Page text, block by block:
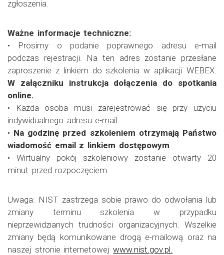
zgłoszenia.
Ważne informacje techniczne:
• Prosimy o podanie poprawnego adresu e-mail
podczas rejestracji. Na ten adres zostanie przesłane
zaproszenie z linkiem do szkolenia w aplikacji WEBEX.
W załączniku instrukcja dołączenia do spotkania
online.
• Każda osoba musi zarejestrować się przy użyciu
indywidualnego adresu e-mail.
• Na godzinę przed szkoleniem otrzymają Państwo
wiadomość email z linkiem dostępowym
• Wirtualny pokój szkoleniowy zostanie otwarty 20
minut przed rozpoczęciem.
Uwaga: NIST zastrzega sobie prawo do odwołania lub
zmiany terminu szkolenia w przypadku
nieprzewidzianych trudności organizacyjnych. Wszelkie
zmiany będą komunikowane drogą e-mailową oraz na
naszej stronie internetowejwww.nist.gov.pl.